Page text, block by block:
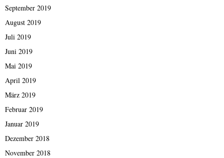
September 2019
August 2019
Juli 2019
Juni 2019
Mai 2019
April 2019
März 2019
Februar 2019
Januar 2019
Dezember 2018
November 2018